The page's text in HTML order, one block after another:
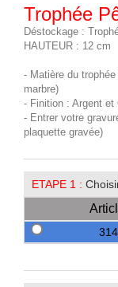
Trophée
Déstockage :
HAUTEUR : 12 cm
- Matière du
marbre)
- Finition : Argent et
- Entrer votre
plaquette gravée)
ETAPE 1 :